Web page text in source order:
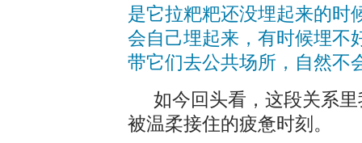
是它拉粑粑还没埋起来的时
会自己埋起来，有时候埋不
带它们去公共场所，自然不
如今回头看，这段关系
被温柔接住的疲惫时刻。